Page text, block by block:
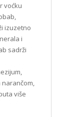
voćku
izuzetno
i
sadrži
narančom,
više